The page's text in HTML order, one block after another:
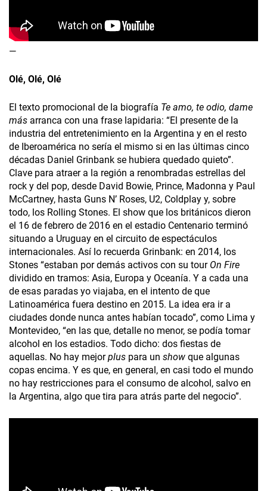
—
Olé, Olé, Olé
El texto promocional de la biografía Te amo, te odio, dame
más arranca con una frase lapidaria: “El presente de la
industria del entretenimiento en la Argentina y en el resto
de Iberoamérica no sería el mismo si en las últimas cinco
décadas Daniel Grinbank se hubiera quedado quieto”.
Clave para atraer a la región a renombradas estrellas del
rock y del pop, desde David Bowie, Prince, Madonna y Paul
McCartney, hasta Guns N’ Roses, U2, Coldplay y, sobre
todo, los Rolling Stones. El show que los británicos dieron
el 16 de febrero de 2016 en el estadio Centenario terminó
situando a Uruguay en el circuito de espectáculos
internacionales. Así lo recuerda Grinbank: en 2014, los
Stones “estaban por demás activos con su tour On Fire
dividido en tramos: Asia, Europa y Oceanía. Y a cada una
de esas paradas yo viajaba, en el intento de que
Latinoamérica fuera destino en 2015. La idea era ir a
ciudades donde nunca antes habían tocado”, como Lima y
Montevideo, “en las que, detalle no menor, se podía tomar
alcohol en los estadios. Todo dicho: dos fiestas de
aquellas. No hay mejorplus para un show que algunas
copas encima. Y es que, en general, en casi todo el mundo
no hay restricciones para el consumo de alcohol, salvo en
la Argentina, algo que tira para atrás parte del negocio”.